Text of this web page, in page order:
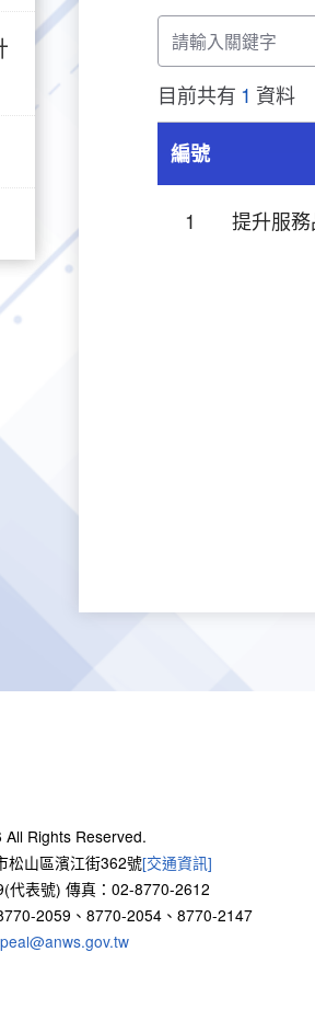
請
輸
入
關
鍵
字
目前共有 1 資料
編號
1 提升服
Rights Reserved.
松山區濱江街362號[交通資訊]
代表號) 傳真：02-8770-2612
2059、8770-2054、8770-2147